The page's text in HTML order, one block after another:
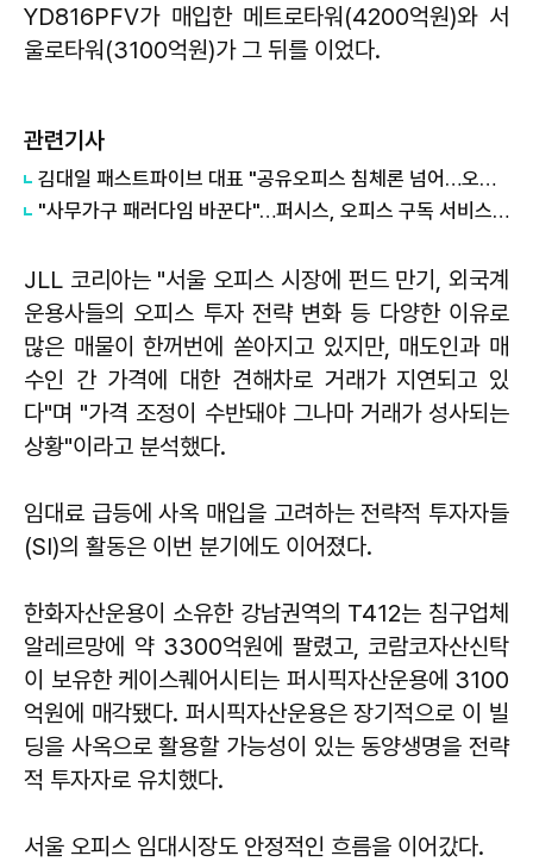
YD816PFV가 매입한 메트로타워(4200억원)와 서
울로타워(3100억원)가 그 뒤를 이었다.
관련기사
김대일 패스트파이브 대표 "공유오피스 침체론 넘어…오피스 종합플랫폼 도약"
"사무가구 패러다임 바꾼다"…퍼시스, 오피스 구독 서비스 출시
JLL 코리아는 "서울 오피스 시장에 펀드 만기, 외국계
운용사들의 오피스 투자 전략 변화 등 다양한 이유로
많은 매물이 한꺼번에 쏟아지고 있지만, 매도인과 매
수인 간 가격에 대한 견해차로 거래가 지연되고 있
다"며 "가격 조정이 수반돼야 그나마 거래가 성사되는
상황"이라고 분석했다.
임대료 급등에 사옥 매입을 고려하는 전략적 투자자들
(SI)의 활동은 이번 분기에도 이어졌다.
한화자산운용이 소유한 강남권역의 T412는 침구업체
알레르망에 약 3300억원에 팔렸고, 코람코자산신탁
이 보유한 케이스퀘어시티는 퍼시픽자산운용에 3100
억원에 매각됐다. 퍼시픽자산운용은 장기적으로 이 빌
딩을 사옥으로 활용할 가능성이 있는 동양생명을 전략
적 투자자로 유치했다.
서울 오피스 임대시장도 안정적인 흐름을 이어갔다.